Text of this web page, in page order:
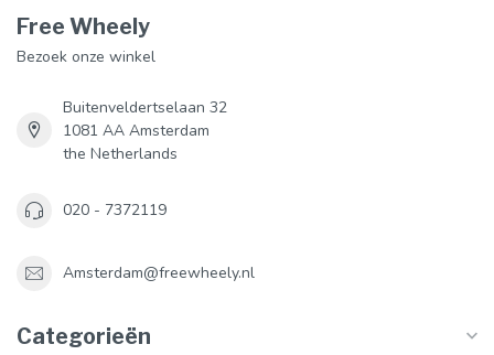
Free Wheely
Bezoek onze winkel
Buitenveldertselaan 32
1081 AA Amsterdam
the Netherlands
020 - 7372119
Amsterdam@freewheely.nl
Categorieën